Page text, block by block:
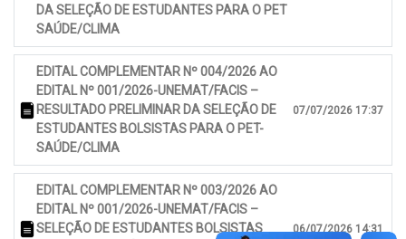
DA SELEÇÃO DE ESTUDANTES PARA O PET
SAÚDE/CLIMA
EDITAL COMPLEMENTAR Nº 004/2026 AO
EDITAL Nº 001/2026-UNEMAT/FACIS –
RESULTADO PRELIMINAR DA SELEÇÃO DE
ESTUDANTES BOLSISTAS PARA O PET-
SAÚDE/CLIMA
07/07/2026 17:37
EDITAL COMPLEMENTAR Nº 003/2026 AO
EDITAL Nº 001/2026-UNEMAT/FACIS –
SELEÇÃO DE ESTUDANTES BOLSISTAS
06/07/2026 14:31